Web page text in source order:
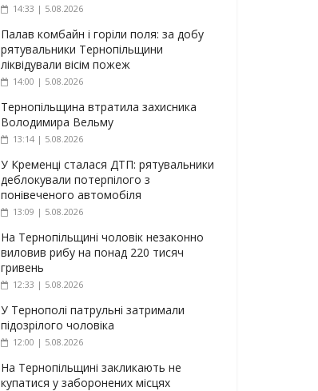
14:33 | 5.08.2026
Палав комбайн і горіли поля: за добу
рятувальники Тернопільщини
ліквідували вісім пожеж
14:00 | 5.08.2026
Тернопільщина втратила захисника
Володимира Вельму
13:14 | 5.08.2026
У Кременці сталася ДТП: рятувальники
деблокували потерпілого з
понівеченого автомобіля
13:09 | 5.08.2026
На Тернопільщині чоловік незаконно
виловив рибу на понад 220 тисяч
гривень
12:33 | 5.08.2026
У Тернополі патрульні затримали
підозрілого чоловіка
12:00 | 5.08.2026
На Тернопільщині закликають не
купатися у заборонених місцях